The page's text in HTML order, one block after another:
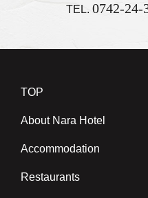
TEL. 0742-24-
TOP
About Nara Hotel
Accommodation
Restaurants